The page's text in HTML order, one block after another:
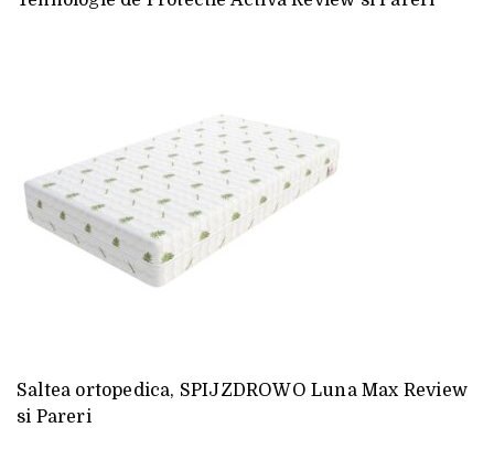
Saltea ortopedica, SPIJZDROWO Luna Max Review
si Pareri